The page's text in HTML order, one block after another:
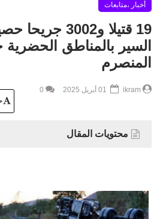
أخبار ،متابعات
19 قتيلا و3002
السير بالمناطق الحضرية
المنصرم
ikram
0
محتويات المقال